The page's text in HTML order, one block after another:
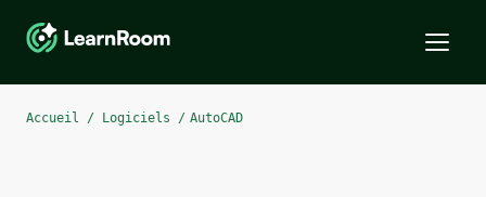
Accueil / Logiciels / AutoCAD